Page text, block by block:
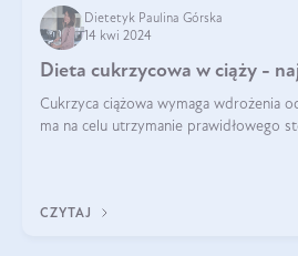
Dietetyk Paulina Górska
14 kwi 2024
Dieta cukrzycowa w ciąży -
Cukrzyca ciążowa wymaga wdrożenia
ma na celu utrzymanie prawidłowego
CZYTAJ